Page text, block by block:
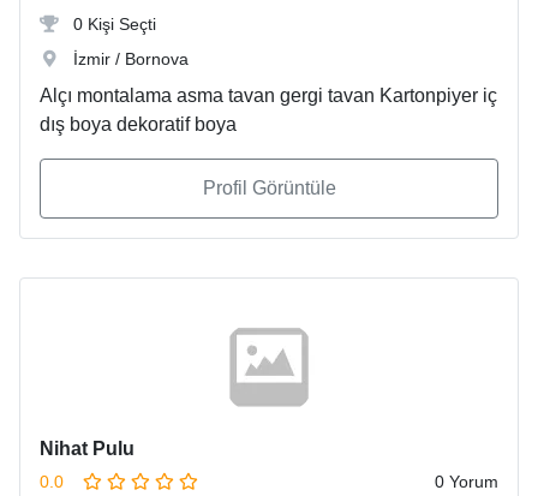
0 Kişi Seçti
İzmir / Bornova
Alçı montalama asma tavan gergi tavan Kartonpiyer iç
dış boya dekoratif boya
Profil Görüntüle
Nihat Pulu
0.0
0 Yorum